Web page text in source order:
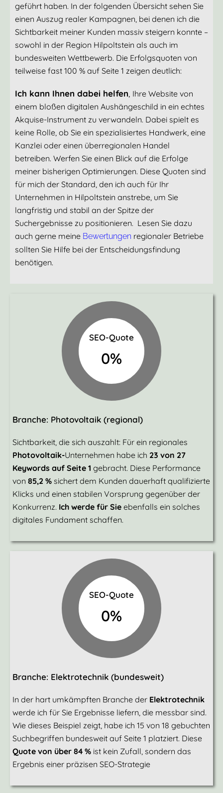
geführt haben. In der folgenden Übersicht sehen Sie
einen Auszug realer Kampagnen, bei denen ich die
Sichtbarkeit meiner Kunden massiv steigern konnte –
sowohl in der Region Hilpoltstein als auch im
bundesweiten Wettbewerb. Die Erfolgsquoten von
teilweise fast 100 % auf Seite 1 zeigen deutlich:
Ich kann Ihnen dabei helfen Ihre Website von
einem bloßen digitalen Aushängeschild in ein echtes
Akquise-Instrument zu verwandeln. Dabei spielt es
keine Rolle, ob Sie ein spezialisiertes Handwerk, eine
Kanzlei oder einen überregionalen Handel
betreiben. Werfen Sie einen Blick auf die Erfolge
meiner bisherigen Optimierungen. Diese Quoten sind
für mich der Standard, den ich auch für Ihr
Unternehmen in Hilpoltstein anstrebe, um Sie
langfristig und stabil an der Spitze der
Suchergebnisse zu positionieren. Lesen Sie dazu
auch gerne meine Bewertungen regionaler Betriebe
sollten Sie Hilfe bei der Entscheidungsfindung
benötigen.
SEO-Quote
0%
Branche: Photovoltaik (regional)
Sichtbarkeit, die sich auszahlt: Für ein regionales
Photovoltaik-Unternehmen habe ich 23 von 27
Keywords auf Seite 1 gebracht. Diese Performance
von 85,2 % sichert dem Kunden dauerhaft qualifizierte
Klicks und einen stabilen Vorsprung gegenüber der
Konkurrenz. Ich werde für Sie ebenfalls ein solches
digitales Fundament schaffen.
SEO-Quote
0%
Branche: Elektrotechnik (bundesweit)
In der hart umkämpften Branche der Elektrotechnik
werde ich für Sie Ergebnisse liefern, die messbar sind.
Wie dieses Beispiel zeigt, habe ich 15 von 18 gebuchten
Suchbegriffen bundesweit auf Seite 1 platziert. Diese
Quote von über 84 % ist kein Zufall, sondern das
Ergebnis einer präzisen SEO-Strategie